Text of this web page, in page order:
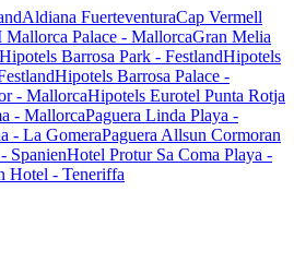
Aldiana FuerteventuraCap Vermell
Mallorca Palace - MallorcaGran Melia
Hipotels Barrosa Park - FestlandHipotels
Hipotels Barrosa Palace -
- MallorcaHipotels Eurotel Punta Rotja
- MallorcaPaguera Linda Playa -
- La GomeraPaguera Allsun Cormoran
SpanienHotel Protur Sa Coma Playa -
Hotel - Teneriffa